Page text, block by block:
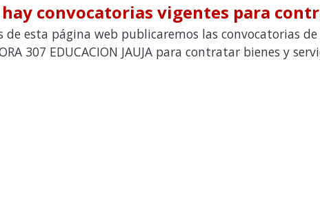
hay convocatorias vigentes para
de esta página web publicaremos las convocatorias
307 EDUCACION JAUJA para contratar bienes y